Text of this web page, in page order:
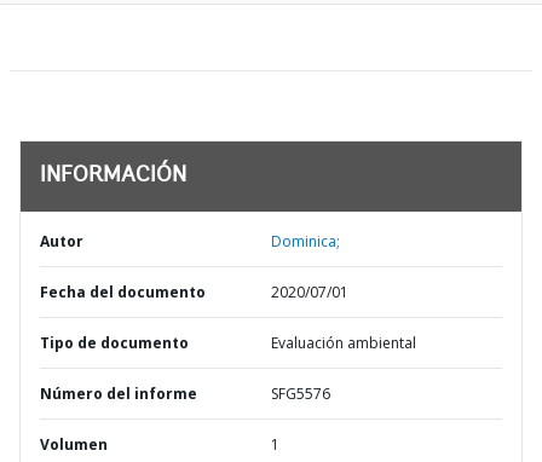
INFORMACIÓN
Autor Dominica;
Fecha del documento 2020/07/01
Tipo de documento Evaluación ambiental
Número del informe SFG5576
Volumen 1